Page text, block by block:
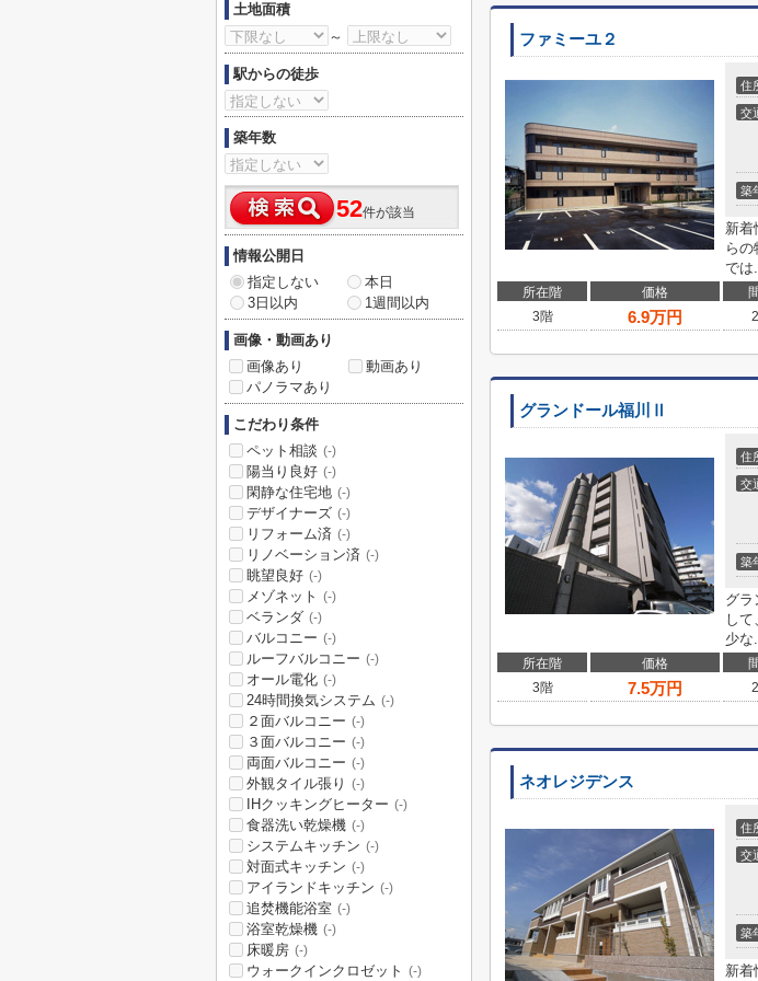
ファミーユ２
住
交
築
新着
ら
では
所在階 価格
3階
6.9万円
グランドール福川Ⅱ
住
交
築
グラ
し
少な
所在階 価格
3階
7.5万円
ネオレジデンス
住
交
築
新着
土地面積
～
駅からの徒歩
築年数
52件が該当
情報公開日
指定しない
本日
3日以内
1週間以内
画像・動画あり
画像あり
動画あり
パノラマあり
こだわり条件
ペット相談 (-)
陽当り良好 (-)
閑静な住宅地 (-)
デザイナーズ (-)
リフォーム済 (-)
リノベーション済 (-)
眺望良好 (-)
メゾネット (-)
ベランダ (-)
バルコニー (-)
ルーフバルコニー (-)
オール電化 (-)
24時間換気システム (-)
２面バルコニー (-)
３面バルコニー (-)
両面バルコニー (-)
外観タイル張り (-)
IHクッキングヒーター (-)
食器洗い乾燥機 (-)
システムキッチン (-)
対面式キッチン (-)
アイランドキッチン (-)
追焚機能浴室 (-)
浴室乾燥機 (-)
床暖房 (-)
ウォークインクロゼット (-)